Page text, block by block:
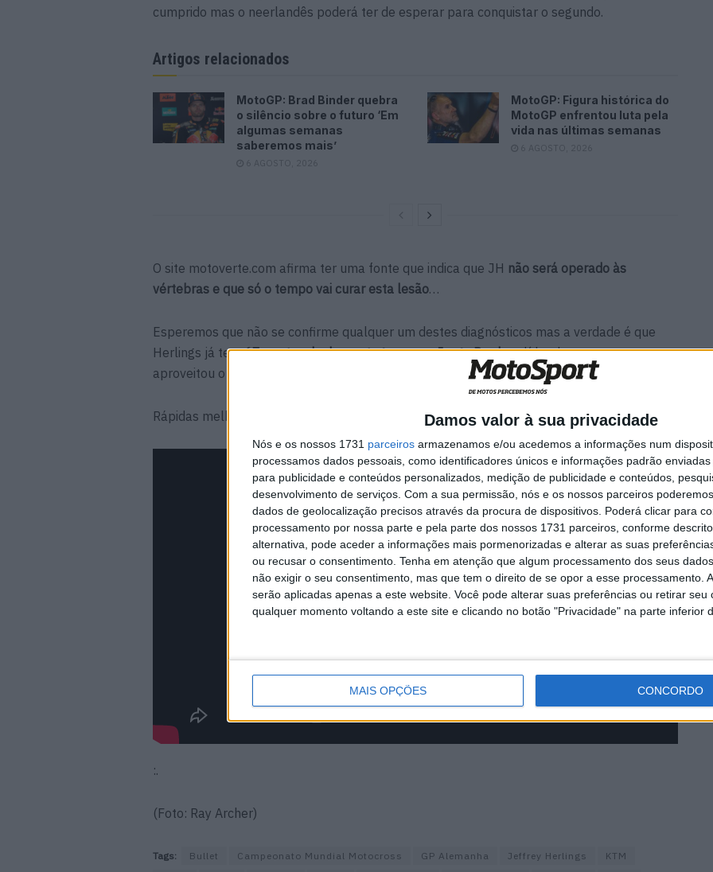
Damos valor à sua privacidade
Nós e os nossos 1731 parceiros armazenamos e/ou acedemos a informações num
processamos dados pessoais, como identificadores únicos e informações padrão
para publicidade e conteúdos personalizados, medição de publicidade e conteúdos,
desenvolvimento de serviços. Com a sua permissão, nós e os nossos parceiros
dados de geolocalização precisos através da procura de dispositivos. Poderá clicar para
processamento por nossa parte e pela parte dos nossos 1731 parceiros, conforme
alternativa, pode aceder a informações mais pormenorizadas e alterar as suas
ou recusar o consentimento. Tenha em atenção que algum processamento dos seus
não exigir o seu consentimento, mas que tem o direito de se opor a esse processamento.
serão aplicadas apenas a este website. Você pode alterar suas preferências ou retirar seu
qualquer momento voltando a este site e clicando no botão "Privacidade" na parte inferior
MAIS OPÇÕES CONCORDO
cumprido mas o neerlandês poderá ter de esperar para conquistar o segundo.
Artigos relacionados
MotoGP: Brad Binder quebra
o silêncio sobre o futuro ‘Em
algumas semanas
saberemos mais’
6 AGOSTO, 2026
MotoGP: Figura histórica do
MotoGP enfrentou luta pela
vida nas últimas semanas
6 AGOSTO, 2026
O site motoverte.com afirma ter uma fonte que indica que JH não será operado às
vértebras e que só o tempo vai curar esta lesão…
Esperemos que não se confirme qualquer um destes diagnósticos mas a verdade é que
Herlings já tem67 pontos de desvantagem para Jorge Prado, o líder do campeonato que
aproveitou o azar do n.º 84 para vencer tudo o que havia para vencer em Teutschenthal.
Rápidas melhoras, Jeffrey!
:.
(Foto: Ray Archer)
Tags: Bullet Campeonato Mundial Motocross GP Alemanha Jeffrey Herlings
KTM